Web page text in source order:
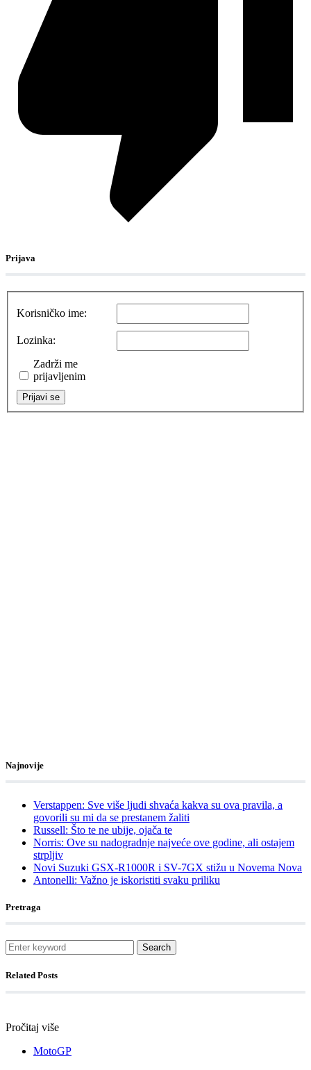
Prijava
Korisničko ime:
Lozinka:
Zadrži me
prijavljenim
Prijavi se
Najnovije
Verstappen: Sve više ljudi shvaća kakva su ova pravila, a
govorili su mi da se prestanem žaliti
Russell: Što te ne ubije, ojača te
Norris: Ove su nadogradnje najveće ove godine, ali ostajem
strpljiv
Novi Suzuki GSX-R1000R i SV-7GX stižu u Novema Nova
Antonelli: Važno je iskoristiti svaku priliku
Pretraga
Search
Related Posts
Pročitaj više
MotoGP